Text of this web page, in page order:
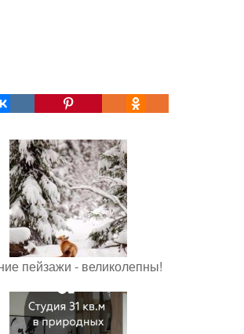
пейзажи - великолепны!